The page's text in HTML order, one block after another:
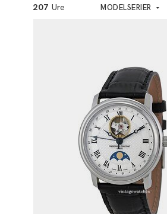
207 Ure MODELSERIER